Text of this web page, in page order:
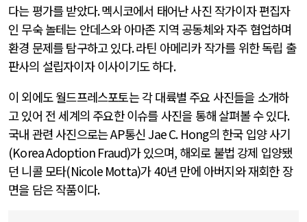
다는 평가를 받았다.멕시코에서 태어난 사진 작가이자 편집자
인 무숙 놀테는 안데스와 아마존 지역 공동체와 자주 협업하며
환경 문제를 탐구하고 있다.라틴 아메리카 작가를 위한 독립 출
판사의 설립자이자 이사이기도 하다.
이 외에도 월드프레스포토는 각 대륙별 주요 사진들을 소개하
고 있어 전 세계의 주요한 이슈를 사진을 통해 살펴볼 수 있다.
국내 관련 사진으로는AP통신Jae C. Hong의 한국 입양 사기
(Korea Adoption Fraud)가 있으며, 해외로 불법 강제 입양됐
던 니콜 모타(Nicole Motta)가40년 만에 아버지와 재회한 장
면을 담은 작품이다.